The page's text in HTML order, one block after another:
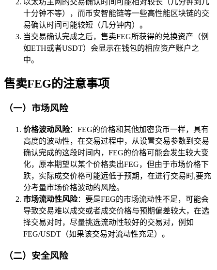
十分钟不等），而币安智能链等一些高性能区块链的交
易确认时间可能较短（几分钟内）。
当交易确认完成之后，售卖FEG所获得的兑换资产（例
如ETH或者USDT）会显示在钱包的相应资产账户之
中。
售卖FEG的注意事项
（一）市场风险
价格波动风险：FEG的价格和其他加密货币一样，具有
高度的波动性，在交易过程中，从设置交易参数到交易
确认完成的这段时间内，FEG的价格可能会发生较大变
化，原本期望以某个价格卖出FEG，但由于市场价格下
跌，实际成交价格可能远低于预期，在进行交易时,要充
分考量市场价格波动的风险。
市场流动性风险：要是FEG的市场流动性不足，可能会
导致交易难以成交或者成交价格与预期偏差较大，在选
择交易对时，尽量挑选流动性较好的交易对，例如
FEG/USDT（如果该交易对流动性充足）。
（二）安全风险